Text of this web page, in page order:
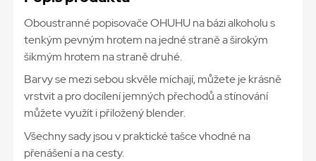
Oboustranné popisovače OHUHU na bázi alkoholu s
tenkým pevným hrotem na jedné straně a širokým
šikmým hrotem na straně druhé.
Barvy se mezi sebou skvěle míchají, můžete je krásně
vrstvit a pro docílení jemných přechodů a stínování
můžete využít i přiložený blender.
Všechny sady jsou v praktické tašce vhodné na
přenášení a na cesty.